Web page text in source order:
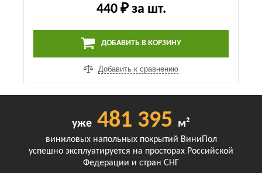
440 ₽за шт.
ДОБАВИТЬ В КОРЗИНУ
Добавить к сравнению
уже 481 395 м²
виниловых напольных покрытий ВиниПол
успешно эксплуатируется на просторах Российской
Федерации и стран СНГ